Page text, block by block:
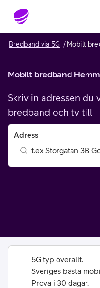
Gå till sidans innehåll
Bredband via 5G Mobilt
Mobilt bredband
Skriv in adressen du
bredband och tv till
Adress
5G typ överallt.
Sveriges bästa
Prova i 30 dagar.